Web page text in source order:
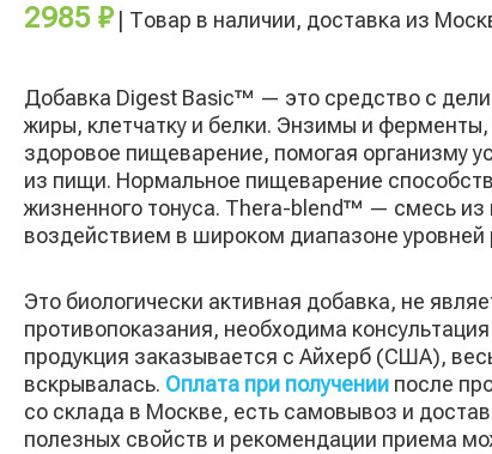
2985 ₽ | Товар в наличии, доставка из
Добавка Digest Basic™ — это средство с
жиры, клетчатку и белки. Энзимы и
здоровое пищеварение, помогая организму
из пищи. Нормальное пищеварение
жизненного тонуса. Thera-blend™ — смесь из
воздействием в широком диапазоне уровней
Это биологически активная добавка, не
противопоказания, необходима
продукция заказывается с Айхерб (США),
вскрывалась. Оплата при получении после
со склада в Москве, есть самовывоз и
полезных свойств и рекомендации приема